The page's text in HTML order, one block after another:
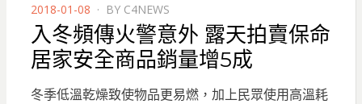
POSTED
ON
2018-01-08 BY C4NEWS
入冬頻傳火警意外 露天拍賣保命
居家安全商品銷量增5成
冬季低溫乾燥致使物品更易燃，加上民眾使用高溫耗